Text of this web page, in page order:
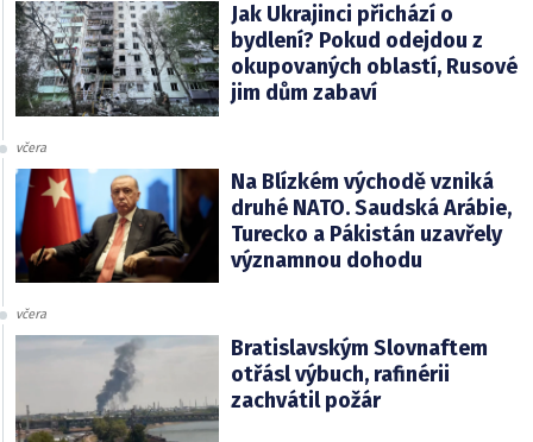
Jak Ukrajinci přichází o
bydlení? Pokud odejdou z
okupovaných oblastí, Rusové
jim dům zabaví
včera
Na Blízkém východě vzniká
druhé NATO. Saudská Arábie,
Turecko a Pákistán uzavřely
významnou dohodu
včera
Bratislavským Slovnaftem
otřásl výbuch, rafinérii
zachvátil požár